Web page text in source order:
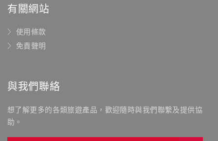
有關網站
使用條款
免責聲明
與我們聯絡
想了解更多的各類旅遊產品，歡迎隨時與我們聯繫及提供協
助。